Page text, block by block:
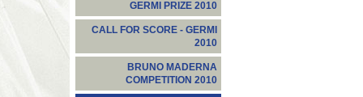
GERMI PRIZE 2010
CALL FOR SCORE - GERMI
2010
BRUNO MADERNA
COMPETITION 2010